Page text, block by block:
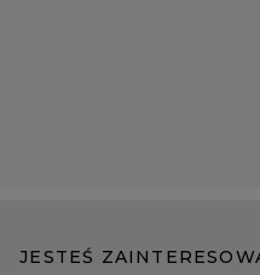
JESTEŚ